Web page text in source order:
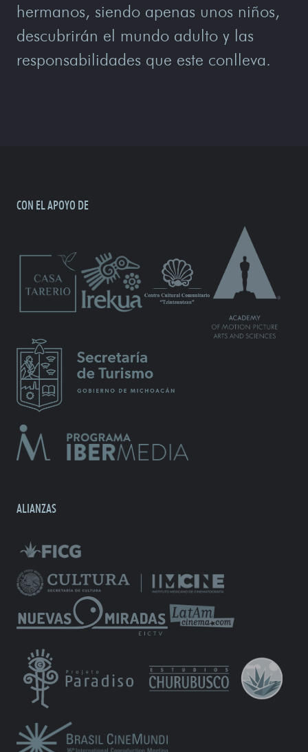
hermanos, siendo apenas unos niños,
descubrirán el mundo adulto y las
responsabilidades que este conlleva.
CON EL APOYO DE
ALIANZAS